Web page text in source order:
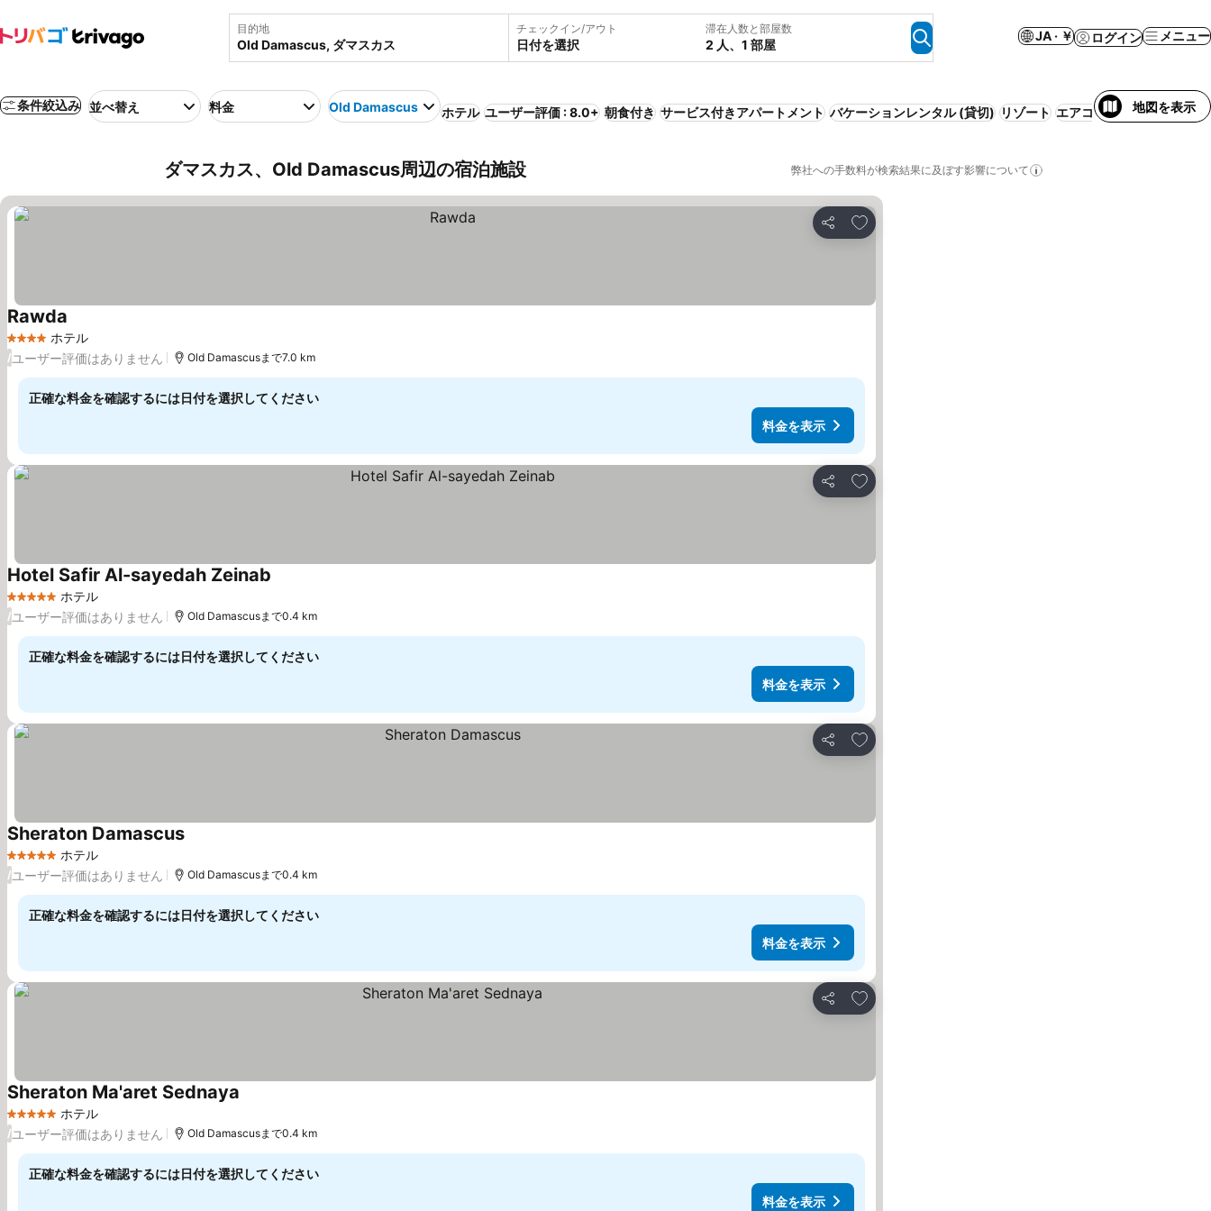
目的地 チェックイン/アウト
日付を選択
滞在人数と部屋数
2 人、1 部屋
JA · ￥ ログイン メニュー
条件絞込み 並べ替え 料金 Old Damascus ホテル ユーザー評価 : 8.0+ 朝食付き サービス付きアパートメント バケーションレンタル (貸切) リゾート エアコン ホステル ホット
地図を表示
ダマスカス、Old Damascus周辺の宿泊施設 弊社への手数料が検索結果に及ぼす影響について
シェア
お気に入りに追加
4 ホテルのランク
ホテル
Rawda
/ユーザー評価はありません Old Damascusまで7.0 km
正確な料金を確認するには日付を選択してください
料金を表示
シェア
お気に入りに追加
5 ホテルのランク
ホテル
Hotel Safir Al-sayedah Zeinab
/ユーザー評価はありません Old Damascusまで0.4 km
正確な料金を確認するには日付を選択してください
料金を表示
シェア
お気に入りに追加
5 ホテルのランク
ホテル
Sheraton Damascus
/ユーザー評価はありません Old Damascusまで0.4 km
正確な料金を確認するには日付を選択してください
料金を表示
シェア
お気に入りに追加
5 ホテルのランク
ホテル
Sheraton Ma'aret Sednaya
/ユーザー評価はありません Old Damascusまで0.4 km
正確な料金を確認するには日付を選択してください
料金を表示